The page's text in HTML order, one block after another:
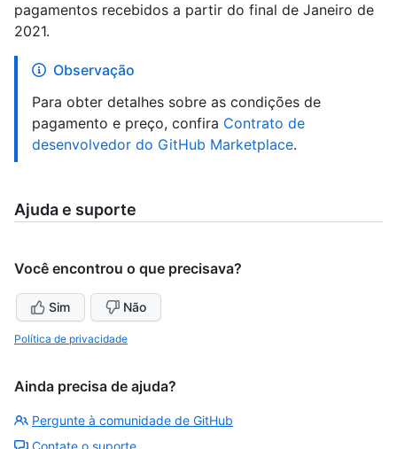
pagamentos recebidos a partir do final de Janeiro de
2021.
Observação
Para obter detalhes sobre as condições de
pagamento e preço, confira Contrato de
desenvolvedor do GitHub Marketplace.
Ajuda e suporte
Você encontrou o que precisava?
Sim Não
Política de privacidade
Ainda precisa de ajuda?
Pergunte à comunidade de GitHub
Contate o suporte